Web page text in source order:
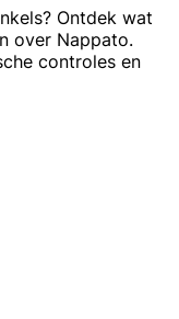
Ontdek wat
over Nappato.
controles en